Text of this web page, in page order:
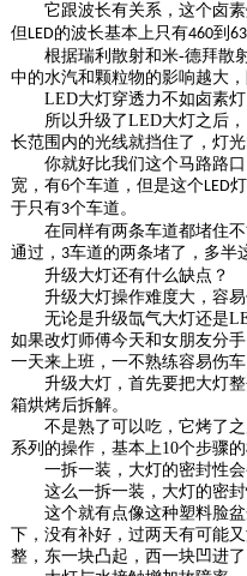
它跟波长有关系，这个卤
但LED的波长基本上只有460到
根据瑞利散射和米-德拜散
中的水汽和颗粒物的影响越大
LED大灯穿透力不如卤素灯
所以升级了LED大灯之后
长范围内的光线就挡住了，灯
你就好比我们这个马路路
宽，有6个车道，但是这个LED
于只有3个车道。
在同样有两条车道都堵住不
通过， 3车道的两条堵了，多半
升级大灯还有什么缺点？
升级大灯操作难度大，容
无论是升级氙气大灯还是
如果改灯师傅今天和女朋友分
一天来上班，一不熟练容易伤车
升级大灯，首先要把大灯
箱烘烤后拆解。
不是熟了可以吃，它烤了
系列的操作，基本上10个步骤的
一拆一装，大灯的密封性
这么一拆一装，大灯的密
这个就有点像这种塑料脸
下，没有补好，过两天有可能
整，东一块凸起，西一块凹进了